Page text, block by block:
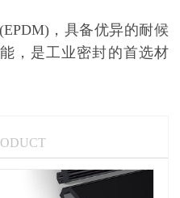
，具备优异的耐候
，是工业密封的首选材